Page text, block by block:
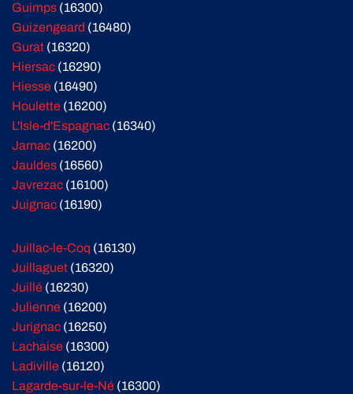
Guimps (16300)
Guizengeard (16480)
Gurat (16320)
Hiersac (16290)
Hiesse (16490)
Houlette (16200)
L'Isle-d'Espagnac (16340)
Jarnac (16200)
Jauldes (16560)
Javrezac (16100)
Juignac (16190)
Juillac-le-Coq (16130)
Juillaguet (16320)
Juillé (16230)
Julienne (16200)
Jurignac (16250)
Lachaise (16300)
Ladiville (16120)
Lagarde-sur-le-Né (16300)